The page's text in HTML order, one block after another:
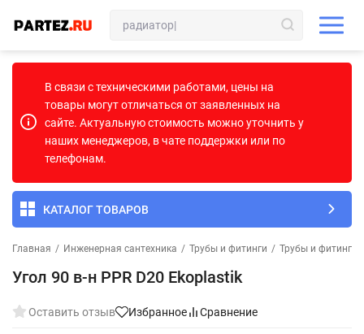
В связи с техническими работами, цены на
товары могут отличаться от заявленных на
сайте. Актуальную стоимость можно уточнить у
наших менеджеров, в чате поддержки или по
телефонам.
КАТАЛОГ ТОВАРОВ
Главная / Инженерная сантехника / Трубы и фитинги / Трубы и фитинги
Угол 90 в-н PPR D20 Ekoplastik
Оставить отзыв Избранное Сравнение